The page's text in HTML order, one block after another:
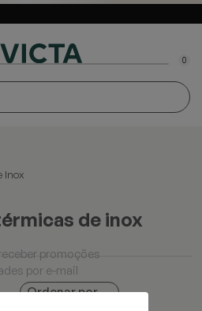
0
Inox
de inox
Ordenar por
promoções
por e-mail